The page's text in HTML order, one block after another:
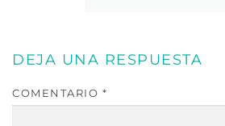
DEJA UNA RESPUESTA
COMENTARIO *